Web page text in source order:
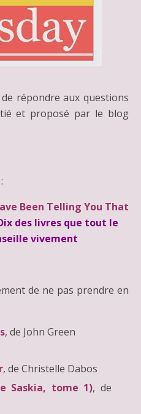
répondre aux questions
et proposé par le blog
Been Telling You That
des livres que tout le
vivement
de ne pas prendre en
, de John Green
, de Christelle Dabos
Saskia, tome 1), de